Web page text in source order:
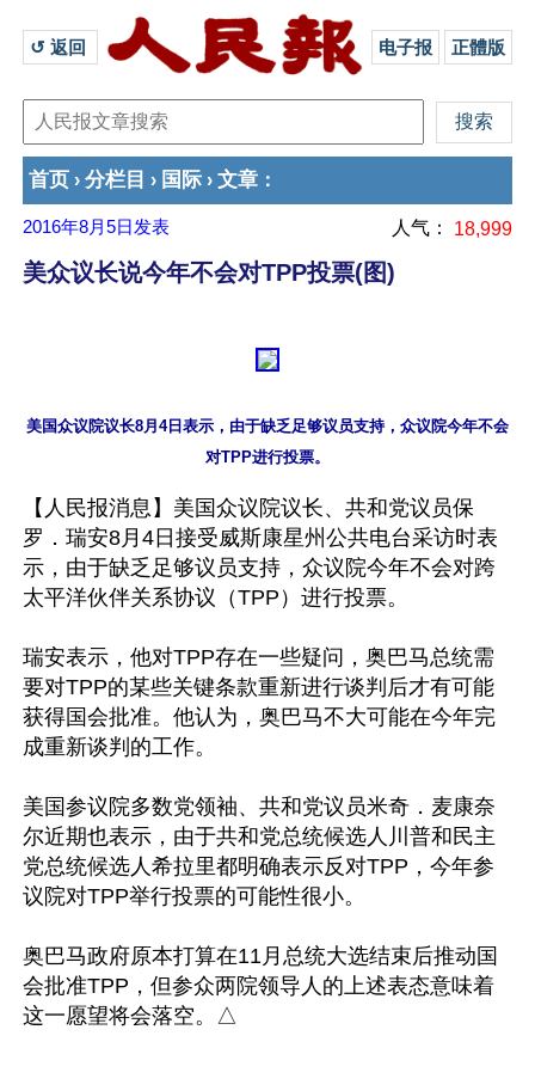
↺ 返回 电子报 正體版
首页 › 分栏目 › 国际 › 文章 ：
2016年8月5日 发表 人气： 18,999
美众议长说今年不会对TPP投票(图)
美国众议院议长8月4日表示，由于缺乏足够议员支持，众议院今年不会
【人民报消息】美国众议院议长、共和党议员保
罗．瑞安8月4日接受威斯康星州公共电台采访时表
示，由于缺乏足够议员支持，众议院今年不会对跨
太平洋伙伴关系协议（TPP）进行投票。
瑞安表示，他对TPP存在一些疑问，奥巴马总统需
要对TPP的某些关键条款重新进行谈判后才有可能
获得国会批准。他认为，奥巴马不大可能在今年完
成重新谈判的工作。
美国参议院多数党领袖、共和党议员米奇．麦康奈
尔近期也表示，由于共和党总统候选人川普和民主
党总统候选人希拉里都明确表示反对TPP，今年参
议院对TPP举行投票的可能性很小。
奥巴马政府原本打算在11月总统大选结束后推动国
会批准TPP，但参众两院领导人的上述表态意味着